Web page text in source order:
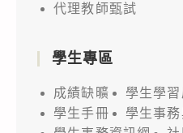
代理教師甄試
學生專區
成績缺曠
學生學
學生手冊
學生事